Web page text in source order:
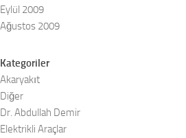
Eylül 2009
Ağustos 2009
Kategoriler
Akaryakıt
Diğer
Dr. Abdullah Demir
Elektrikli Araçlar